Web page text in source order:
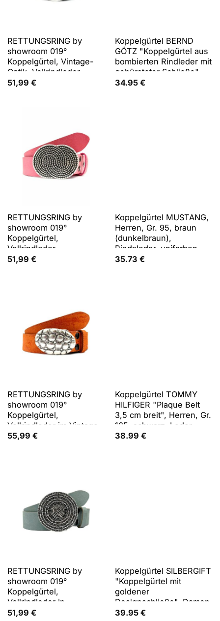
RETTUNGSRING by
showroom 019°
Koppelgürtel, Vintage-
Optik, Vollrindleder
51,99 €
Koppelgürtel BERND
GÖTZ "Koppelgürtel aus
bombierten Rindleder mit
gebürsteter Schließe",
Herren, Gr. 95, braun
34.95 €
RETTUNGSRING by
showroom 019°
Koppelgürtel,
Vollrindleder
51,99 €
Koppelgürtel MUSTANG,
Herren, Gr. 95, braun
(dunkelbraun),
Rindsleder, unifarben,
Gürtel Koppelgürtel, Mit
35.73 €
RETTUNGSRING by
showroom 019°
Koppelgürtel,
Vollrindleder im Vintage-
Look
55,99 €
Koppelgürtel TOMMY
HILFIGER "Plaque Belt
3,5 cm breit", Herren, Gr.
105, schwarz, Leder,
unifarben, Basic,festlich,
38.99 €
RETTUNGSRING by
showroom 019°
Koppelgürtel,
Vollrindleder in
Veloursoptik, Rund
51,99 €
Koppelgürtel SILBERGIFT
"Koppelgürtel mit
goldener
Designschließe", Damen,
Gr. 85, blau (marine),
39.95 €